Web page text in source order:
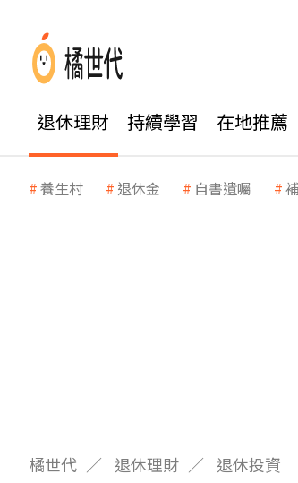
退休理財 持續學習 在地推薦
養生村 退休金 自書遺囑
橘世代 退休理財 退休投資